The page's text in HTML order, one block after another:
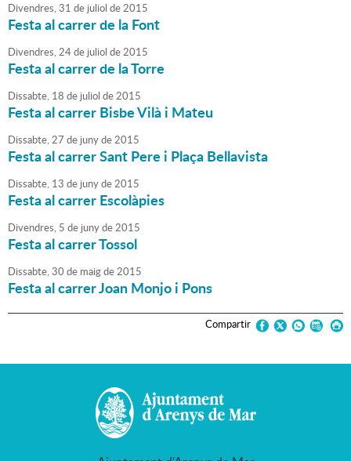
Divendres,31 de juliol de2015
Festa al carrer de la Font
Divendres,24de juliol de2015
Festa al carrer de la Torre
Dissabte, 18 de juliol de2015
Festa al carrer Bisbe Vilà i Mateu
Dissabte,27 de junyde2015
Festa al carrer Sant Pere i Plaça Bellavista
Dissabte, 13 de junyde2015
Festa al carrer Escolàpies
Divendres, 5 de junyde2015
Festa al carrer Tossol
Dissabte,30 de maigde2015
Festa al carrer Joan Monjo i Pons
Compartir